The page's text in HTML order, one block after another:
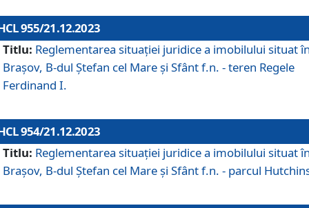
955/21.12.2023
Titlu: Reglementarea situației juridice a imobilului situat
Brașov, B-dul Ștefan cel Mare și Sfânt f.n. - teren Regele
Ferdinand I.
954/21.12.2023
Titlu: Reglementarea situației juridice a imobilului situat
Brașov, B-dul Ștefan cel Mare și Sfânt f.n. - parcul